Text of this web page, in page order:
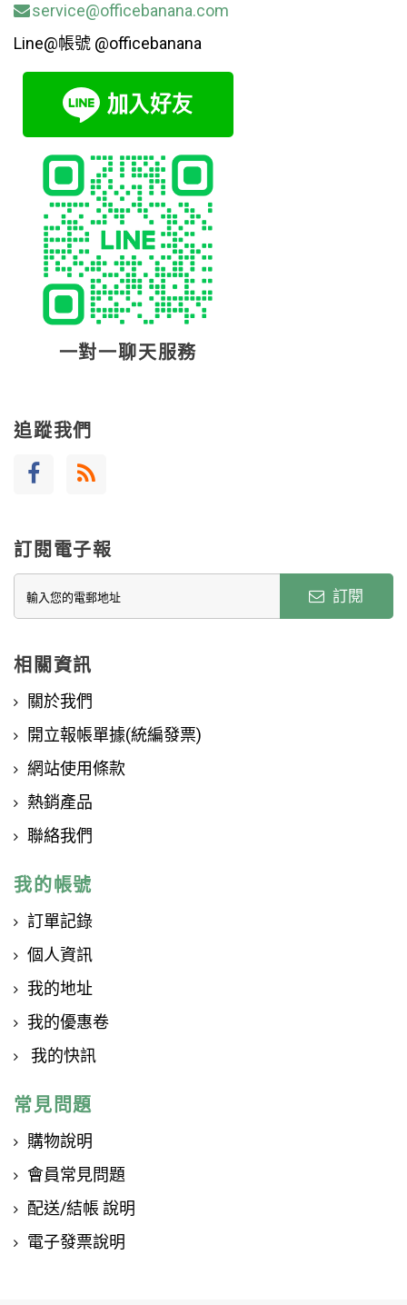
service@officebanana.com
Line@帳號 @officebanana
一對一聊天服務
追蹤我們
訂閱電子報
訂閱
相關資訊
關於我們
開立報帳單據(統編發票)
網站使用條款
熱銷產品
聯絡我們
我的帳號
訂單記錄
個人資訊
我的地址
我的優惠卷
我的快訊
常見問題
購物說明
會員常見問題
配送/結帳 說明
電子發票說明